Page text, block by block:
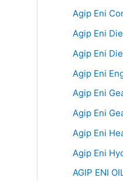
Agip Eni
Agip Eni
Agip Eni
Agip Eni
Agip Eni
Agip Eni
Agip Eni
Agip Eni
AGIP ENI